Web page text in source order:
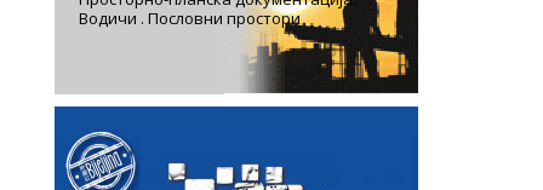
Водичи . Пословни простори